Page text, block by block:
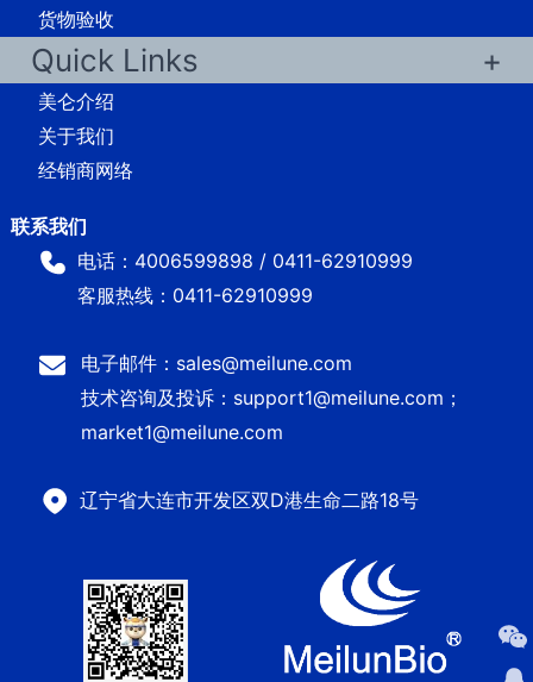
货物验收
Quick Links
美仑介绍
关于我们
经销商网络
电话：4006599898 / 0411-62910999
客服热线：0411-62910999
电子邮件：sales@meilune.com
技术咨询及投诉：support1@meilune.com；
market1@meilune.com
辽宁省大连市开发区双D港生命二路18号